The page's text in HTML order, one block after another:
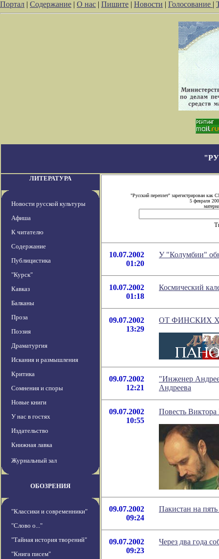
Портал | Содержание | О нас | Пишите | Новости | Голосование |
ЛИТЕРАТУРА
Новости русской культуры
Афиша
К читателю
Содержание
Публицистика
"Курск"
Кавказ
Балканы
Проза
Поэзия
Драматургия
Искания и размышления
Критика
Сомнения и споры
Новые книги
У нас в гостях
Издательство
Книжная лавка
Журнальный зал
ОБОЗРЕНИЯ
"Классики и современники"
"Слово о..."
"Тайная история творений"
"Книга писем"
"Русский переплет" зарегистрирован
5 февраля
10.07.2002
01:20
У "Колумбии"
10.07.2002
01:18
Космический
09.07.2002
13:29
ОТ ФИНСКИХ
09.07.2002
12:21
"Инженер
Андреева
09.07.2002
10:55
Повесть
09.07.2002
09:24
Пакистан на
09.07.2002
09:23
Через два года